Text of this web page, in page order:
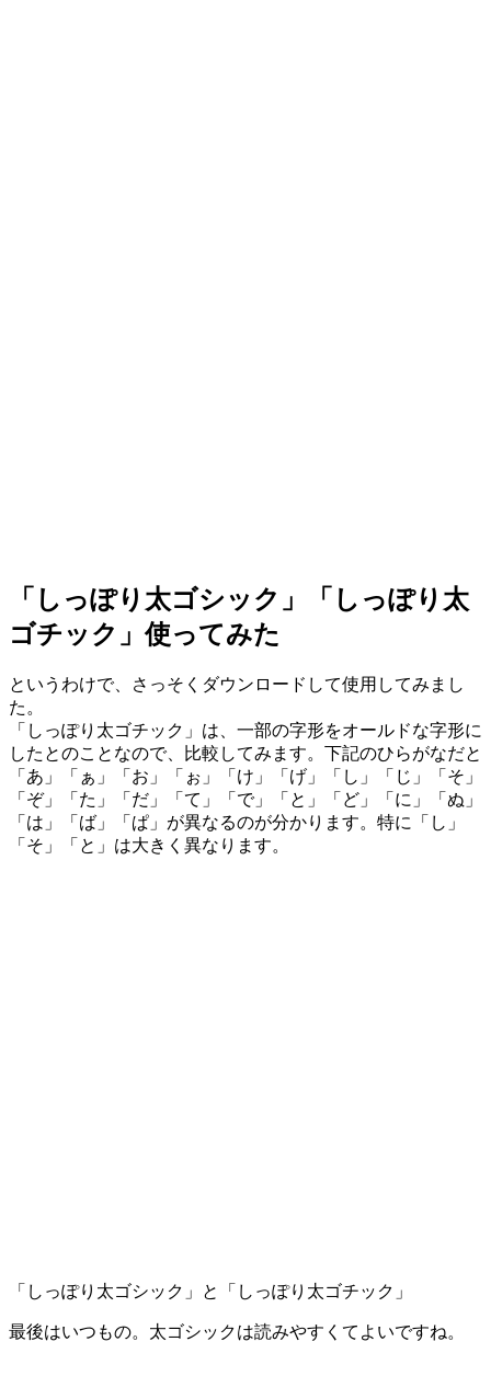
「しっぽり太ゴシック」「しっぽり太
ゴチック」使ってみた
というわけで、さっそくダウンロードして使用してみまし
た。
「しっぽり太ゴチック」は、一部の字形をオールドな字形に
したとのことなので、比較してみます。下記のひらがなだと
「あ」「ぁ」「お」「ぉ」「け」「げ」「し」「じ」「そ」
「ぞ」「た」「だ」「て」「で」「と」「ど」「に」「ぬ」
「は」「ば」「ぱ」が異なるのが分かります。特に「し」
「そ」「と」は大きく異なります。
「しっぽり太ゴシック」と「しっぽり太ゴチック」
最後はいつもの。太ゴシックは読みやすくてよいですね。